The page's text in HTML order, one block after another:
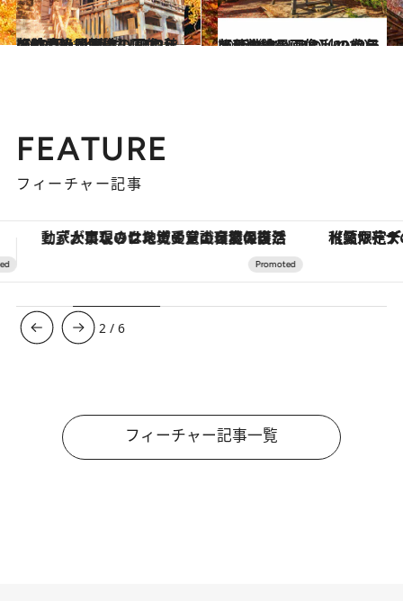
2022.10.14
【秋の絶景画像】2022年版 中部・北陸エリアの秋の絶景＆風物詩の画像（51点）
旅＆お出かけ 2022.11.5
【秋の絶景画像】2022年版 近畿エリアの秋の絶景＆風物詩の画像（42点）
旅＆お出かけ
FEATURE
フィーチャー記事
【夏限定ディナーコース】旬を迎える稚鮎や花ズッキーニなどをイタリア・トスカーナの郷土料理の手法で満喫！ 【銀座で出合う最旬美容】美髪ケアや上質
3 /6
フィーチャー記事一覧